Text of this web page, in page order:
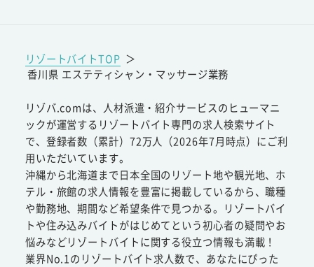
リゾートバイトTOP ＞
香川県 エステティシャン・マッサージ業務
リゾバ.comは、人材派遣・紹介サービスのヒューマニ
ックが運営するリゾートバイト専門の求人検索サイト
で、登録者数（累計）72万人（2026年7月時点）にご利
用いただいています。
沖縄から北海道まで日本全国のリゾート地や観光地、ホ
テル・旅館の求人情報を豊富に掲載しているから、職種
や勤務地、期間など希望条件で見つかる。リゾートバイ
トや住み込みバイトがはじめてという初心者の疑問やお
悩みなどリゾートバイトに関する役立つ情報も満載！
業界No.1のリゾートバイト求人数で、あなたにぴった